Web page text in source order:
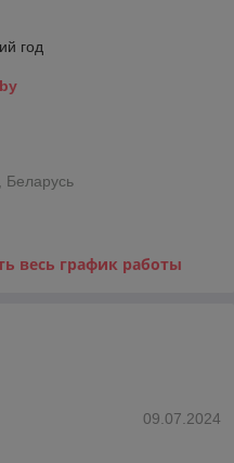
год
Беларусь
весь график работы
09.07.2024